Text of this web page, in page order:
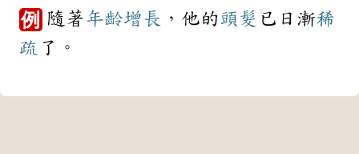
例 隨著年齡增長 ，他的頭髮 已日漸稀
疏 了。